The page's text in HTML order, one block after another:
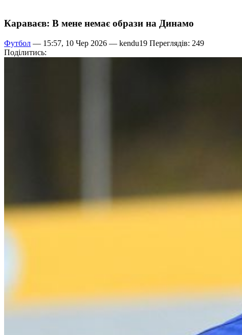
Караваєв: В мене немає образи на Динамо
Футбол — 15:57, 10 Чер 2026 — kendu19 Переглядів: 249
Поділитись: